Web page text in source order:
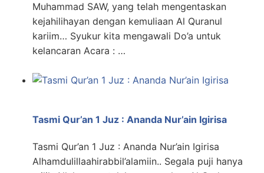
Muhammad SAW, yang telah mengentaskan
kejahilihayan dengan kemuliaan Al Quranul
kariim… Syukur kita mengawali Do’a untuk
kelancaran Acara : …
Tasmi Qur’an 1 Juz : Ananda Nur’ain Igirisa
Tasmi Qur’an 1 Juz : Ananda Nur’ain Igirisa
Alhamdulillaahirabbil’alamiin.. Segala puji hanya